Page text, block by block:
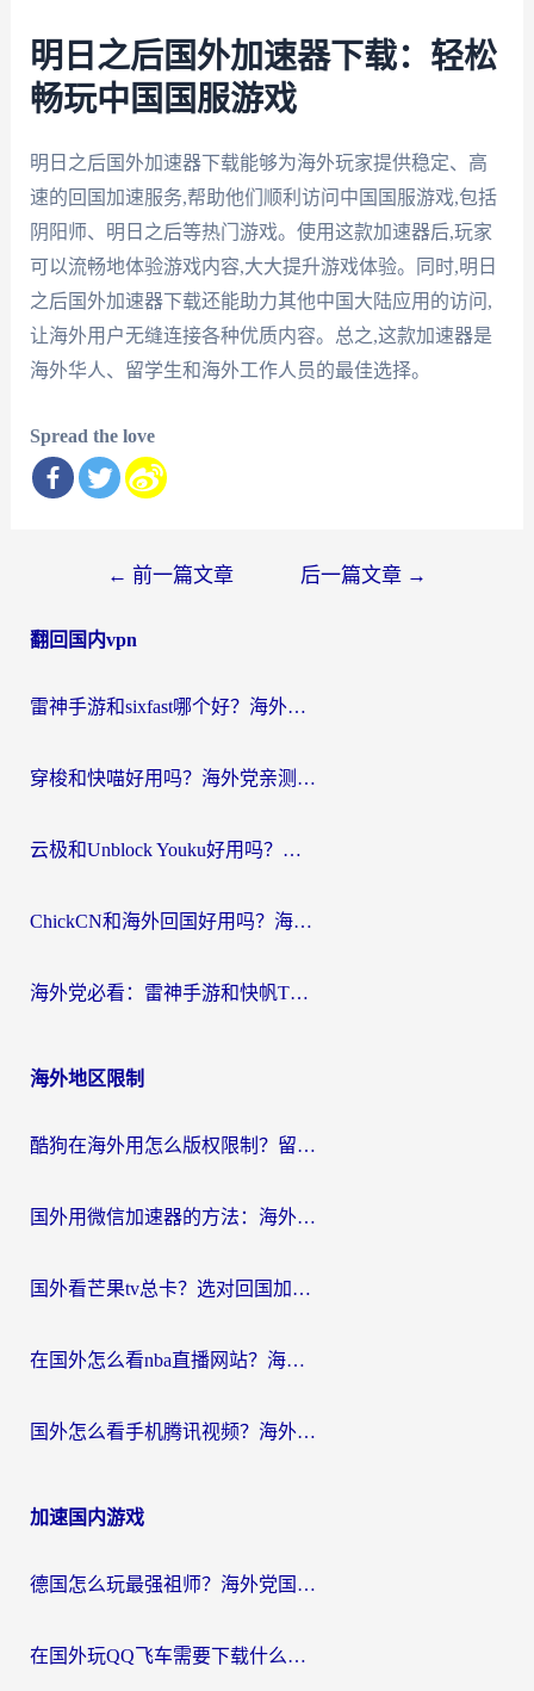
明日之后国外加速器下载：轻松
畅玩中国国服游戏
明日之后国外加速器下载能够为海外玩家提供稳定、高
速的回国加速服务,帮助他们顺利访问中国国服游戏,包括
阴阳师、明日之后等热门游戏。使用这款加速器后,玩家
可以流畅地体验游戏内容,大大提升游戏体验。同时,明日
之后国外加速器下载还能助力其他中国大陆应用的访问,
让海外用户无缝连接各种优质内容。总之,这款加速器是
海外华人、留学生和海外工作人员的最佳选择。
Spread the love
导
← 前一篇文章 后一篇文章 →
翻回国内vpn
雷神手游和sixfast哪个好？海外党亲测3款回国加速器，教你选对不踩坑
穿梭和快喵好用吗？海外党亲测：小众加速器对比+番茄加速器深度体验
云极和Unblock Youku好用吗？海外党亲测+2026回国加速器避坑指南
ChickCN和海外回国好用吗？海外党2026亲测：从手游到影音，选对加速器的3个关键
海外党必看：雷神手游和快帆TV版好用吗？3步选对回国加速器不踩坑
海外地区限制
酷狗在海外用怎么版权限制？留学生亲测：3步解决听国内音乐难题
国外用微信加速器的方法：海外党无缝连接国内生活的实用指南
国外看芒果tv总卡？选对回国加速器，轻松追《浪姐》不费劲
在国外怎么看nba直播网站？海外党专属体育观赛指南，告别地区限制！
国外怎么看手机腾讯视频？海外党亲测有效的追剧加速器选择指南
加速国内游戏
德国怎么玩最强祖师？海外党国服游戏加速器选择全攻略（附宝可梦Online实测）
在国外玩QQ飞车需要下载什么加速器呢？海外党亲测有效的国服游戏加速指南